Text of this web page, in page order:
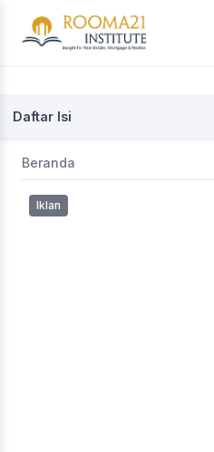
Daftar Isi
Beranda
Iklan